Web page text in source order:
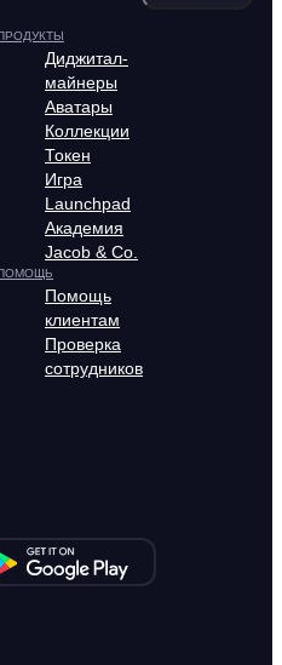
Диджитал-
майнеры
Аватары
Коллекции
Токен
Игра
Launchpad
Академия
Jacob & Co.
Помощь
клиентам
Проверка
сотрудников